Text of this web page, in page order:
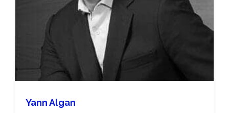
Yann Algan